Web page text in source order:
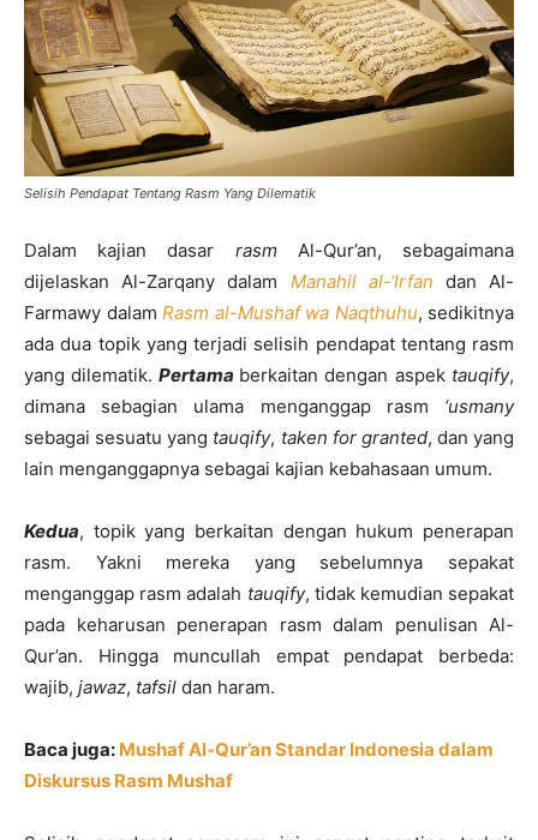
Selisih Pendapat Tentang Rasm Yang Dilematik
Dalam kajian dasar rasm Al-Qur’an, sebagaimana
dijelaskan Al-Zarqany dalam Manahil al-‘Irfan dan Al-
Farmawy dalam Rasm al-Mushaf wa Naqthuhu, sedikitnya
ada dua topik yang terjadi selisih pendapat tentang rasm
yang dilematik. Pertama berkaitan dengan aspek tauqify,
dimana sebagian ulama menganggap rasm ‘usmany
sebagai sesuatu yang tauqify, taken for granted, dan yang
lain menganggapnya sebagai kajian kebahasaan umum.
Kedua, topik yang berkaitan dengan hukum penerapan
rasm. Yakni mereka yang sebelumnya sepakat
menganggap rasm adalah tauqify, tidak kemudian sepakat
pada keharusan penerapan rasm dalam penulisan Al-
Qur’an. Hingga muncullah empat pendapat berbeda:
wajib, jawaz, tafsil dan haram.
Baca juga: Mushaf Al-Qur’an Standar Indonesia dalam
Diskursus Rasm Mushaf